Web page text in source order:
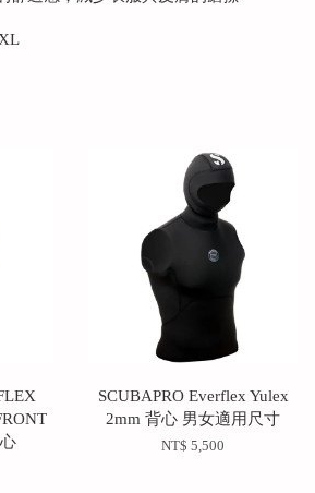
SCUBAPRO Everflex Yulex
2mm 背心 男女適用尺寸
NT$ 5,500